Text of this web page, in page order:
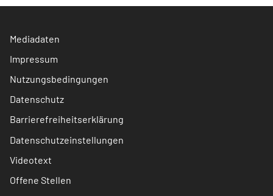
Mediadaten
Impressum
Nutzungsbedingungen
Datenschutz
Barrierefreiheitserklärung
Datenschutzeinstellungen
Videotext
Offene Stellen